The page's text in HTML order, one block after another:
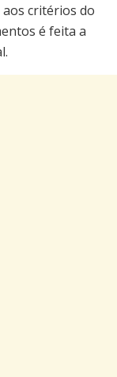
aos critérios do
é feita a